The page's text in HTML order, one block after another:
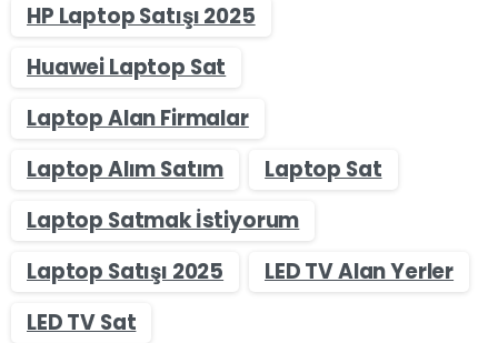
HP Laptop Satışı 2025
Huawei Laptop Sat
Laptop Alan Firmalar
Laptop Alım Satım
Laptop Sat
Laptop Satmak İstiyorum
Laptop Satışı 2025
LED TV Alan Yerler
LED TV Sat